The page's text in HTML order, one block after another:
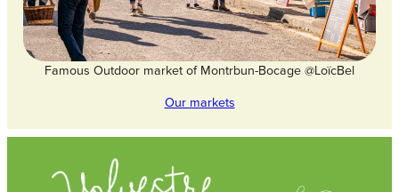
Famous Outdoor market of Montrbun-Bocage @LoïcBel
Our markets